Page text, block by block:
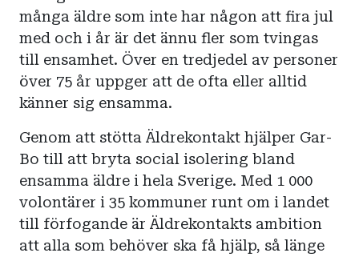
många äldre som inte har någon att fira jul
med och i år är det ännu fler som tvingas
till ensamhet. Över en tredjedel av personer
över 75 år uppger att de ofta eller alltid
känner sig ensamma.
Genom att stötta Äldrekontakt hjälper Gar-
Bo till att bryta social isolering bland
ensamma äldre i hela Sverige. Med 1 000
volontärer i 35 kommuner runt om i landet
till förfogande är Äldrekontakts ambition
att alla som behöver ska få hjälp, så länge